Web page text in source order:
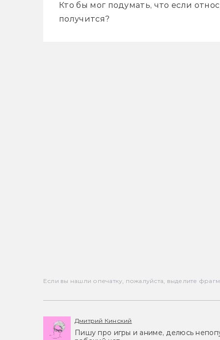
Кто бы мог подумать, что если
получится?
Если вы нашли опечатку, пожалуйста, выделите
Дмитрий Кинский
Пишу про игры и аниме, делюсь